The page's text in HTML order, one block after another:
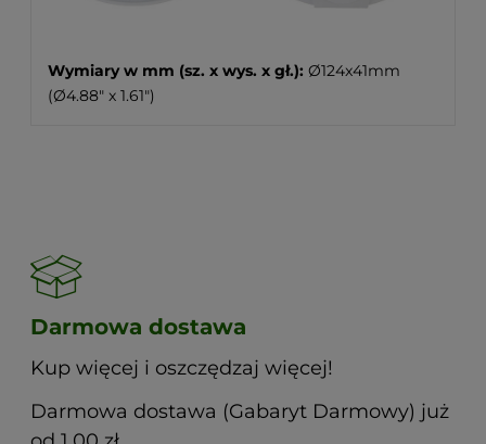
Wymiary w mm (sz. x wys. x gł.): Ø124x41mm
(Ø4.88" x 1.61")
Darmowa dostawa
Kup więcej i oszczędzaj więcej!
Darmowa dostawa (Gabaryt Darmowy) już